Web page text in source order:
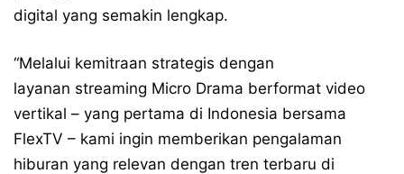
digital yang semakin lengkap.
“Melalui kemitraan strategis dengan
layanan streaming Micro Drama berformat video
vertikal – yang pertama di Indonesia bersama
FlexTV – kami ingin memberikan pengalaman
hiburan yang relevan dengan tren terbaru di